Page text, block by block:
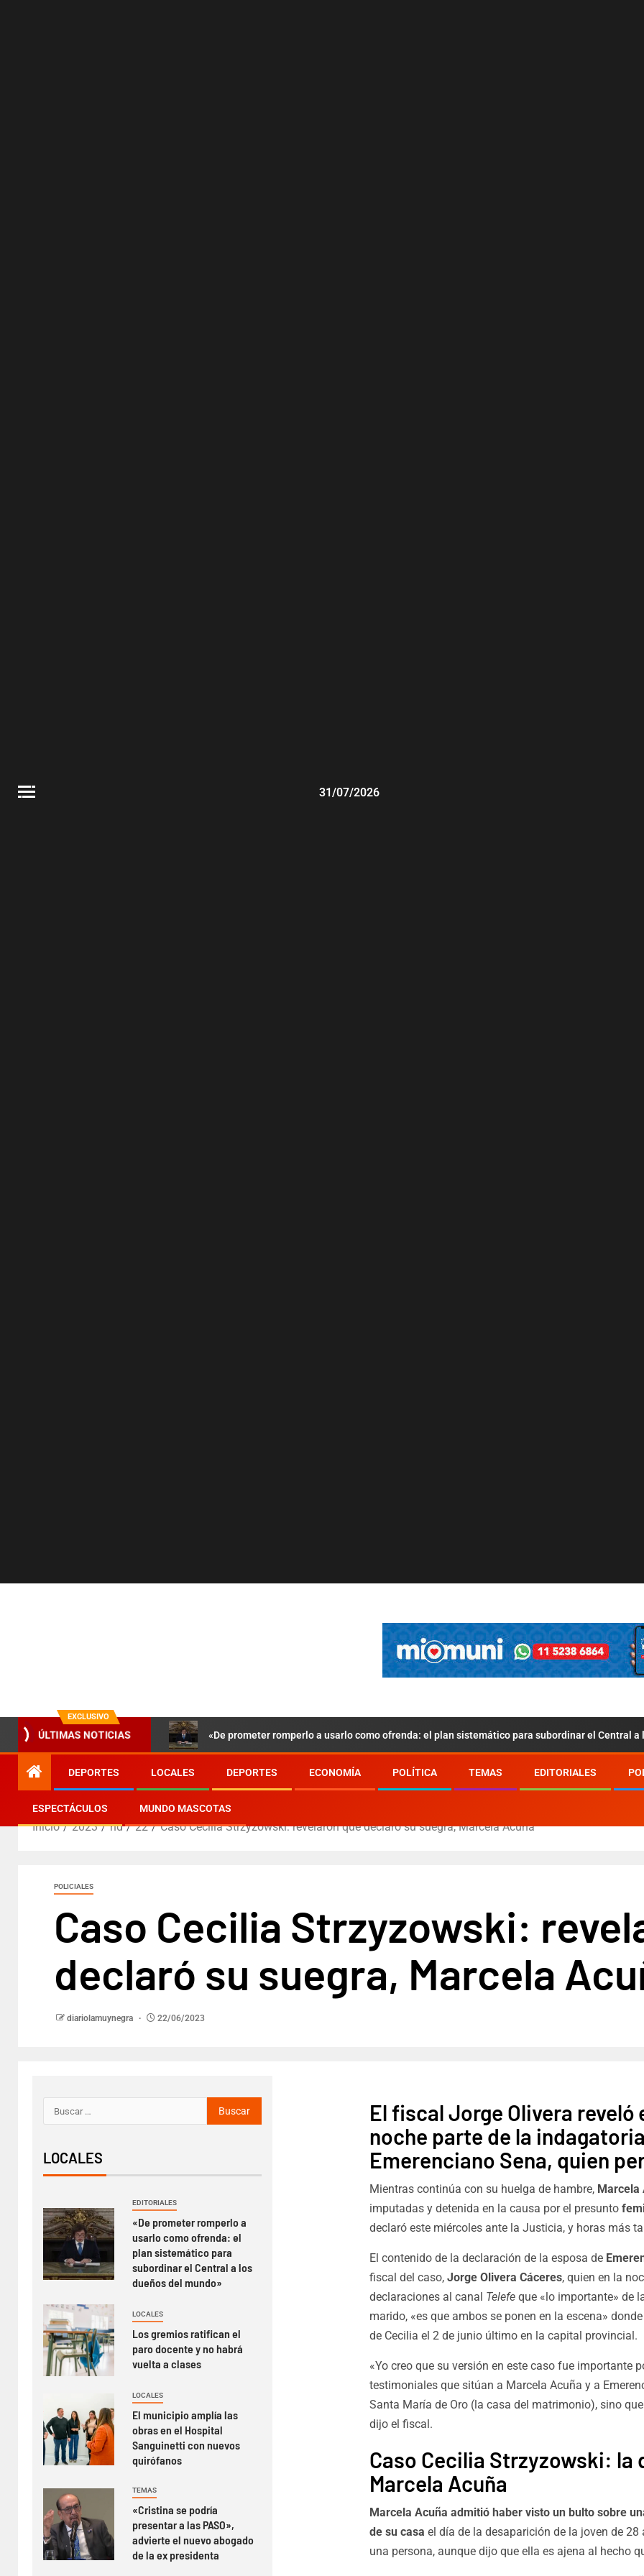
31/07/2026
EXCLUSIVO
ÚLTIMAS NOTICIAS «De prometer romperlo a usarlo como ofrenda: el plan sistemático para subordinar el Central a
DEPORTES LOCALES DEPORTES ECONOMÍA POLÍTICA TEMAS EDITORIALES
ESPECTÁCULOS MUNDO MASCOTAS
Inicio 2023 nd 22 Caso Cecilia Strzyzowski: revelaron qué declaró su suegra, Marcela Acuña
POLICIALES
Caso Cecilia Strzyzowski:
declaró su suegra, Marcela
diariolamuynegra 22/06/2023
El fiscal Jorge Olivera
noche parte de la
Emerenciano Sena, quien
Mientras continúa con su huelga de hambre, Marcela
imputadas y detenida en la causa por el presunto
declaró este miércoles ante la Justicia, y horas más
El contenido de la declaración de la esposa de
fiscal del caso, Jorge Olivera Cáceres, quien en la
declaraciones al canal Telefe que «lo importante» de
marido, «es que ambos se ponen en la escena»
de Cecilia el 2 de junio último en la capital provincial.
«Yo creo que su versión en este caso fue importante
testimoniales que sitúan a Marcela Acuña y a
Santa María de Oro (la casa del matrimonio), sino
dijo el fiscal.
Caso Cecilia Strzyzowski: la
Marcela Acuña
Marcela Acuña admitió haber visto un bulto sobre
de su casa el día de la desaparición de la joven de
una persona, aunque dijo que ella es ajena al hecho
LOCALES
EDITORIALES
«De prometer romperlo a
usarlo como ofrenda: el
plan sistemático para
subordinar el Central a los
dueños del mundo»
LOCALES
Los gremios ratifican el
paro docente y no habrá
vuelta a clases
LOCALES
El municipio amplía las
obras en el Hospital
Sanguinetti con nuevos
quirófanos
TEMAS
«Cristina se podría
presentar a las PASO»,
advierte el nuevo abogado
de la ex presidenta